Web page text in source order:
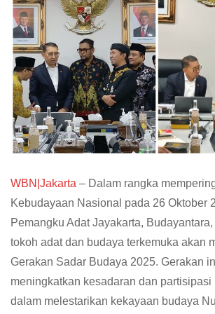
WBN|Jakarta – Dalam rangka
Kebudayaan Nasional pada 26 Oktober
Pemangku Adat Jayakarta,
tokoh adat dan budaya terkemuka akan
Gerakan Sadar Budaya 2025. Gerakan
meningkatkan kesadaran dan partisipasi
dalam melestarikan kekayaan budaya